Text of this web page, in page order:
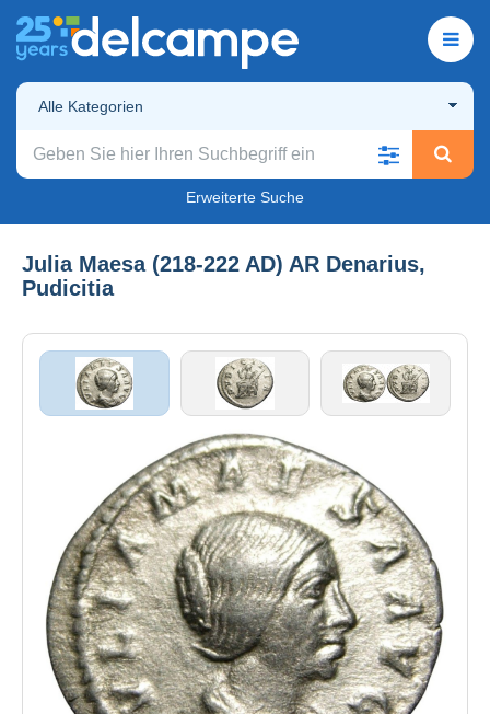
Alle Kategorien
Erweiterte Suche
Julia Maesa (218-222 AD) AR Denarius,
Pudicitia